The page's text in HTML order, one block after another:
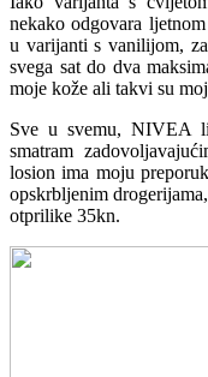
nekako odgovara
u varijanti s vanilijom,
svega sat do dva
moje kože ali takvi su
Sve u svemu, NIVEA
smatram
losion ima moju
opskrbljenim
otprilike 35kn.